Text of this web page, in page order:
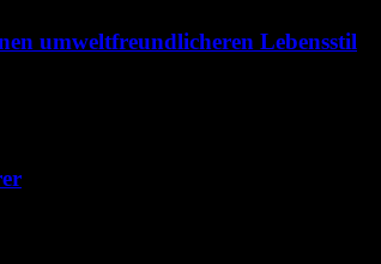
umweltfreundlicheren Lebensstil